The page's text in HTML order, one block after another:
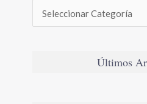
Últimos